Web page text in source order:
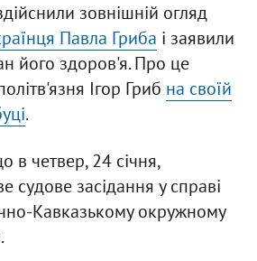
зовнішній огляд
Павла Гриба і заявили
його здоров'я. Про це
Ігор Гриб на своїй
.
в четвер, 24 січня,
судове засідання у справі
Кавказькому окружному